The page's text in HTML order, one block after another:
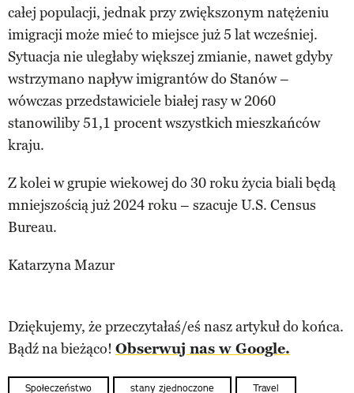
całej populacji, jednak przy zwiększonym natężeniu
imigracji może mieć to miejsce już 5 lat wcześniej.
Sytuacja nie uległaby większej zmianie, nawet gdyby
wstrzymano napływ imigrantów do Stanów –
wówczas przedstawiciele białej rasy w 2060
stanowiliby 51,1 procent wszystkich mieszkańców
kraju.
Z kolei w grupie wiekowej do 30 roku życia biali będą
mniejszością już 2024 roku – szacuje U.S. Census
Bureau.
Katarzyna Mazur
Dziękujemy, że przeczytałaś/eś nasz artykuł do końca.
Bądź na bieżąco! Obserwuj nas w Google.
Społeczeństwo stany zjednoczone Travel